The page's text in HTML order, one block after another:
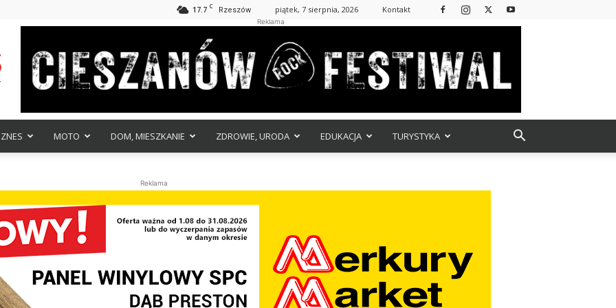
17.7 C Rzeszów piątek, 7 sierpnia, 2026 Kontakt
Reklama
MOTO DOM, MIESZKANIE ZDROWIE, URODA EDUKACJA TURYSTYKA
Reklama